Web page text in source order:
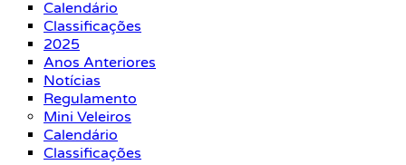
Calendário
Classificações
2025
Anos Anteriores
Notícias
Regulamento
Mini Veleiros
Calendário
Classificações